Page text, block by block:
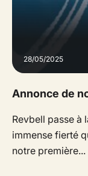
28/05/2025
Annonce de
Revbell passe à
immense fierté
notre première...